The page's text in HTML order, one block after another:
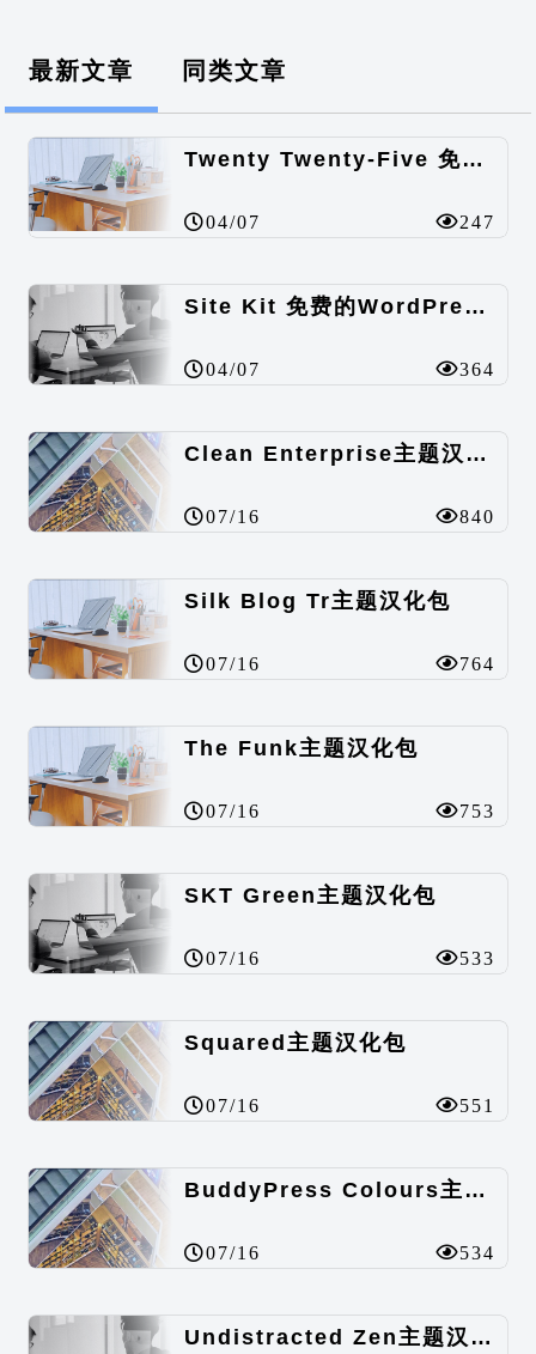
最新文章 同类文章
Twenty Twenty-Five 免费的WordPress内容主题
04/07 247
Site Kit 免费的WordPress数据统计插件
04/07 364
Clean Enterprise主题汉化包
07/16 840
Silk Blog Tr主题汉化包
07/16 764
The Funk主题汉化包
07/16 753
SKT Green主题汉化包
07/16 533
Squared主题汉化包
07/16 551
BuddyPress Colours主题汉化包
07/16 534
Undistracted Zen主题汉化包